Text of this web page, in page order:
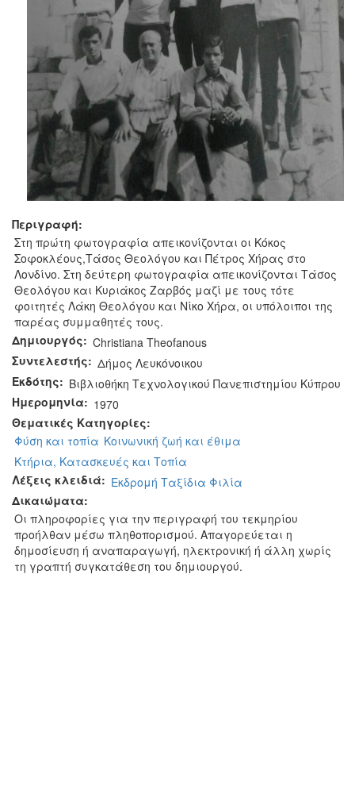
Περιγραφή:
Στη πρώτη φωτογραφία απεικονίζονται οι Κόκος
Σοφοκλέους,Τάσος Θεολόγου και Πέτρος Χήρας στο
Λονδίνο. Στη δεύτερη φωτογραφία απεικονίζονται Τάσος
Θεολόγου και Κυριάκος Ζαρβός μαζί με τους τότε
φοιτητές Λάκη Θεολόγου και Νίκο Χήρα, οι υπόλοιποι της
παρέας συμμαθητές τους.
Δημιουργός: Christiana Theofanous
Συντελεστής: Δήμος Λευκόνοικου
Εκδότης: Βιβλιοθήκη Τεχνολογικού Πανεπιστημίου Κύπρου
Ημερομηνία: 1970
Θεματικές Κατηγορίες:
Φύση και τοπία Κοινωνική ζωή και έθιμα
Κτήρια, Κατασκευές και Τοπία
Λέξεις κλειδιά: Εκδρομή Ταξίδια Φιλία
Δικαιώματα:
Οι πληροφορίες για την περιγραφή του τεκμηρίου
προήλθαν μέσω πληθοπορισμού. Απαγορεύεται η
δημοσίευση ή αναπαραγωγή, ηλεκτρονική ή άλλη χωρίς
τη γραπτή συγκατάθεση του δημιουργού.